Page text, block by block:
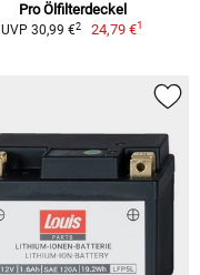
Pro Ölfilterdeckel
UVP 30,99 €2 24,79 €1